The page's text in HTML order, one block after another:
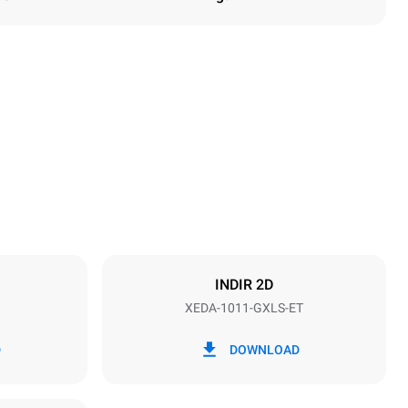
INDIR 2D
XEDA-1011-GXLS-ET
DOWNLOAD